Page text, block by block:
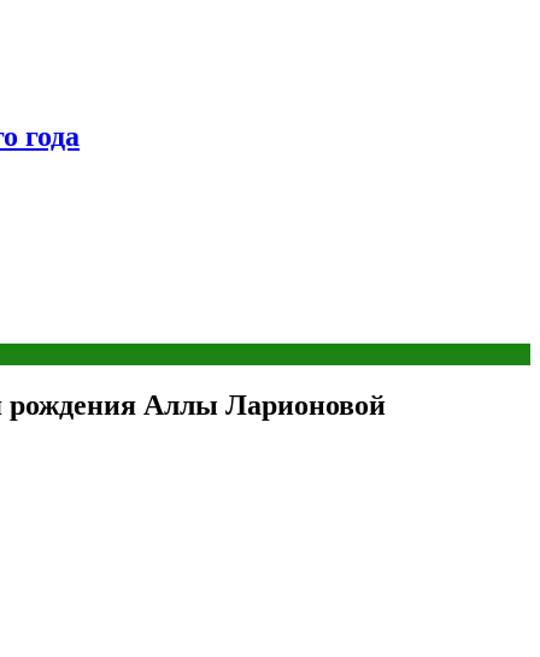
года
рождения Аллы Ларионовой